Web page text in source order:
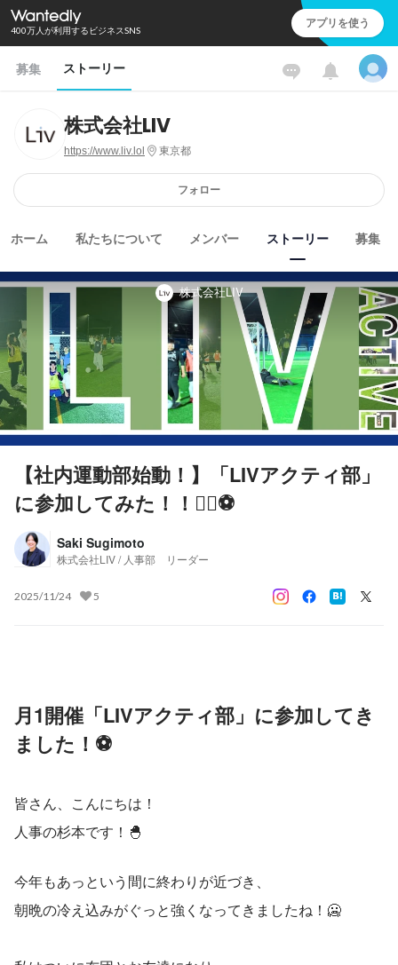
400万人が利用するビジネスSNS アプリを使う
募集 ストーリー
株式会社LIV
https://www.liv.lol 東京都
フォロー
ホーム 私たちについて メンバー ストーリー 募集
株式会社LIV
【社内運動部始動！】「LIVアクティ部」
に参加してみた！！🏃‍♂️⚽
Saki Sugimoto
株式会社LIV / 人事部 リーダー
2025/11/24 5
月1開催「LIVアクティ部」に参加してき
ました！⚽
皆さん、こんにちは！
人事の杉本です！🐣
今年もあっという間に終わりが近づき、
朝晩の冷え込みがぐっと強くなってきましたね！🥶